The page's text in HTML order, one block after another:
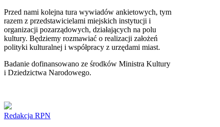
Przed nami kolejna tura wywiadów ankietowych, tym
razem z przedstawicielami miejskich instytucji i
organizacji pozarządowych, działających na polu
kultury. Będziemy rozmawiać o realizacji założeń
polityki kulturalnej i współpracy z urzędami miast.
Badanie dofinansowano ze środków Ministra Kultury
i Dziedzictwa Narodowego.
Redakcja RPN